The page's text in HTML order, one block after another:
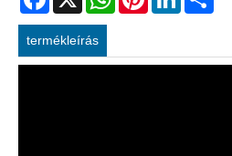
termékleírás